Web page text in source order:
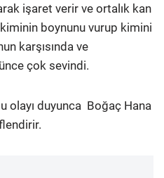
işaret verir ve ortalık kan
boynunu vurup kimini
karşısında ve
çok sevindi.
olayı duyunca Boğaç Hana